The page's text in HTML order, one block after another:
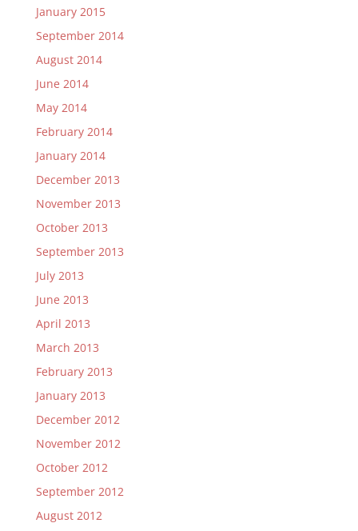
January 2015
September 2014
August 2014
June 2014
May 2014
February 2014
January 2014
December 2013
November 2013
October 2013
September 2013
July 2013
June 2013
April 2013
March 2013
February 2013
January 2013
December 2012
November 2012
October 2012
September 2012
August 2012